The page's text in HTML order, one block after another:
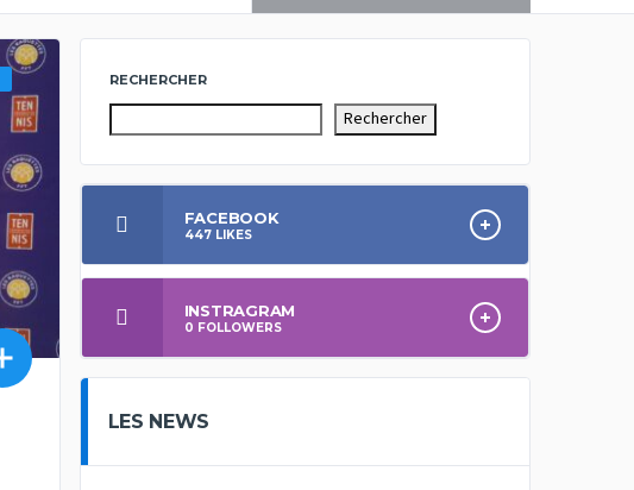
RECHERCHER
Rechercher
FACEBOOK
447LIKES
INSTRAGRAM
0 FOLLOWERS
LES NEWS